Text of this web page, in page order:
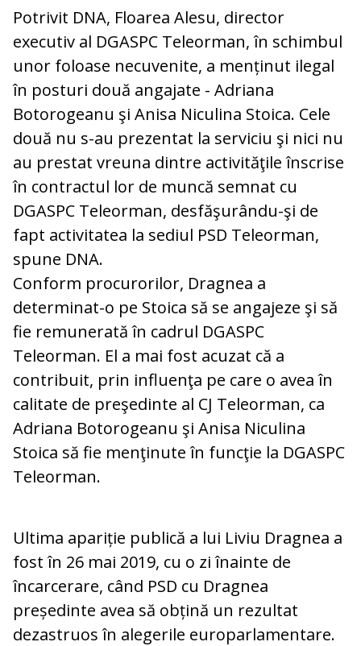
Potrivit DNA, Floarea Alesu, director
executiv al DGASPC Teleorman, în schimbul
unor foloase necuvenite, a menținut ilegal
în posturi două angajate - Adriana
Botorogeanu şi Anisa Niculina Stoica. Cele
două nu s-au prezentat la serviciu şi nici nu
au prestat vreuna dintre activităţile înscrise
în contractul lor de muncă semnat cu
DGASPC Teleorman, desfăşurându-şi de
fapt activitatea la sediul PSD Teleorman,
spune DNA.
Conform procurorilor, Dragnea a
determinat-o pe Stoica să se angajeze şi să
fie remunerată în cadrul DGASPC
Teleorman. El a mai fost acuzat că a
contribuit, prin influenţa pe care o avea în
calitate de preşedinte al CJ Teleorman, ca
Adriana Botorogeanu şi Anisa Niculina
Stoica să fie menţinute în funcţie la DGASPC
Teleorman.
Ultima apariție publică a lui Liviu Dragnea a
fost în 26 mai 2019, cu o zi înainte de
încarcerare, când PSD cu Dragnea
președinte avea să obțină un rezultat
dezastruos în alegerile europarlamentare.